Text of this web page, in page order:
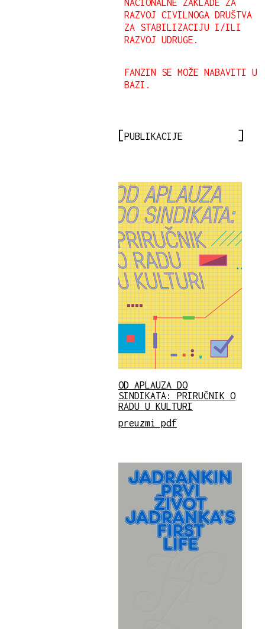
NACIONALNE ZAKLADE ZA
RAZVOJ CIVILNOGA DRUŠTVA
ZA STABILIZACIJU I/ILI
RAZVOJ UDRUGE.
FANZIN SE MOŽE NABAVITI U
BAZI.
PUBLIKACIJE
OD APLAUZA DO
SINDIKATA: PRIRUČNIK O
RADU U KULTURI
preuzmi pdf